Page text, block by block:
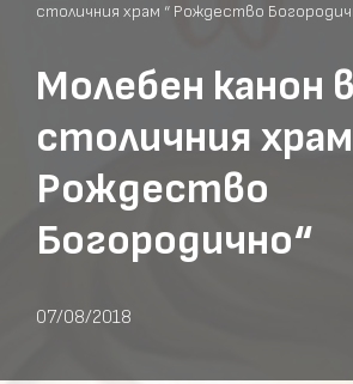
столичния храм “ Рождество
Молебен канон в
столичния
Рождество
Богородично“
07/08/2018